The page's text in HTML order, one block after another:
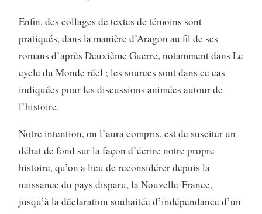
Enfin, des collages de textes de témoins sont
pratiqués, dans la manière d’Aragon au fil de ses
romans d’après Deuxième Guerre, notamment dans Le
cycle du Monde réel ; les sources sont dans ce cas
indiquées pour les discussions animées autour de
l’histoire.
Notre intention, on l’aura compris, est de susciter un
débat de fond sur la façon d’écrire notre propre
histoire, qu’on a lieu de reconsidérer depuis la
naissance du pays disparu, la Nouvelle-France,
jusqu’à la déclaration souhaitée d’indépendance d’un